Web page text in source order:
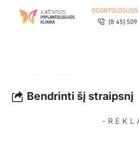
Bendrinti šį straipsnį
- R E K L